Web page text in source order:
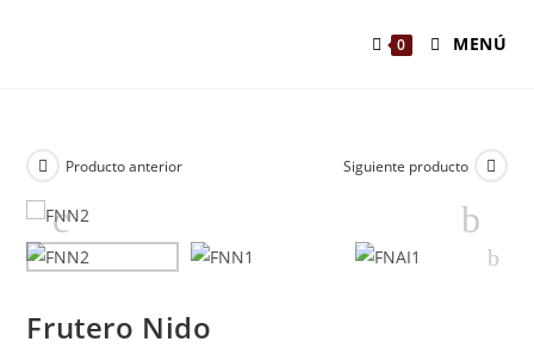
0 MENÚ
Producto anterior Siguiente producto
Frutero Nido